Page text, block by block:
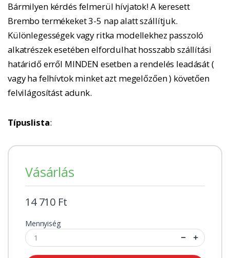
Bármilyen kérdés felmerül hívjatok! A keresett
Brembo termékeket 3-5 nap alatt szállítjuk.
Különlegességek vagy ritka modellekhez passzoló
alkatrészek esetében elfordulhat hosszabb szállítási
határidő erről MINDEN esetben a rendelés leadását (
vagy ha felhívtok minket azt megelőzően ) követően
felvilágosítást adunk.
Típuslista:
Vásárlás
14 710 Ft
Mennyiség